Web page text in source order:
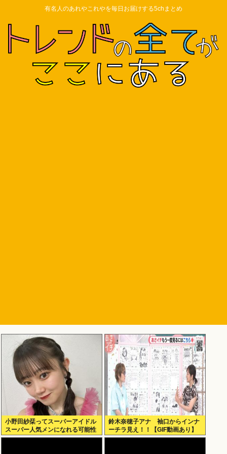
有名人のあれやこれやを毎日お届けする5chまとめ
小野田紗栞ってスーパーアイドル
スーパー人気メンになれる可能性
あったよな？
鈴木奈穂子アナ 袖口からインナ
ーチラ見え！！【GIF動画あり】